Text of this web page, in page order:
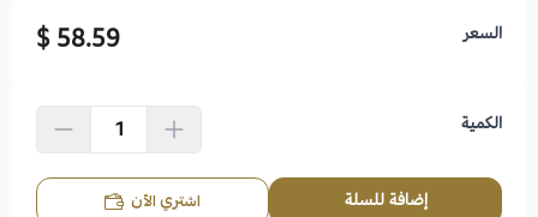
السعر 58.59 $
الكمية
إضافة للسلة اشتري الآن